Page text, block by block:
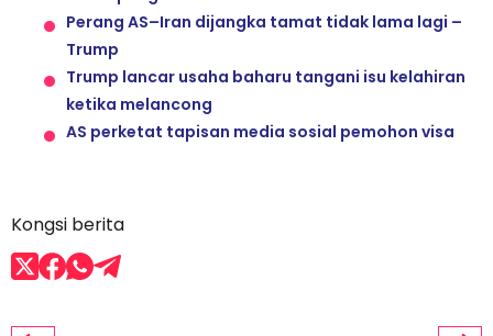
Perang AS–Iran dijangka tamat tidak lama lagi –
Trump
Trump lancar usaha baharu tangani isu kelahiran
ketika melancong
AS perketat tapisan media sosial pemohon visa
Kongsi berita